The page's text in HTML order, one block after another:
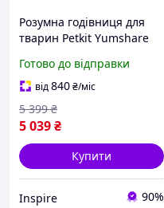
Розумна годівниця для
тварин Petkit Yumshare
White (P591)
Готово до відправки
від840₴/міс
5 039₴
5 399 ₴
Купити
Inspire 90%